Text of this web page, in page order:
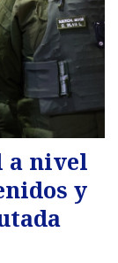
a nivel
y